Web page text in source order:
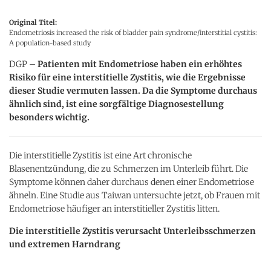
Original Titel:
Endometriosis increased the risk of bladder pain syndrome/interstitial cystitis:
A population-based study
DGP – Patienten mit Endometriose haben ein erhöhtes
Risiko für eine interstitielle Zystitis, wie die Ergebnisse
dieser Studie vermuten lassen. Da die Symptome durchaus
ähnlich sind, ist eine sorgfältige Diagnosestellung
besonders wichtig.
Die interstitielle Zystitis ist eine Art chronische
Blasenentzündung, die zu Schmerzen im Unterleib führt. Die
Symptome können daher durchaus denen einer Endometriose
ähneln. Eine Studie aus Taiwan untersuchte jetzt, ob Frauen mit
Endometriose häufiger an interstitieller Zystitis litten.
Die interstitielle Zystitis verursacht Unterleibsschmerzen
und extremen Harndrang